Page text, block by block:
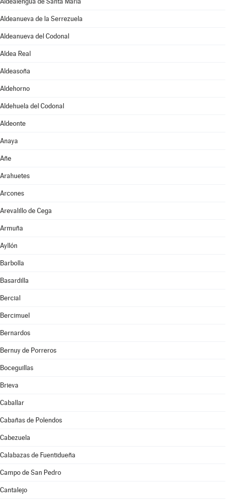
Aldeanueva de la Serrezuela
Aldeanueva del Codonal
Aldea Real
Aldeasoña
Aldehorno
Aldehuela del Codonal
Aldeonte
Anaya
Añe
Arahuetes
Arcones
Arevalillo de Cega
Armuña
Ayllón
Barbolla
Basardilla
Bercial
Bercimuel
Bernardos
Bernuy de Porreros
Boceguillas
Brieva
Caballar
Cabañas de Polendos
Cabezuela
Calabazas de Fuentidueña
Campo de San Pedro
Cantalejo